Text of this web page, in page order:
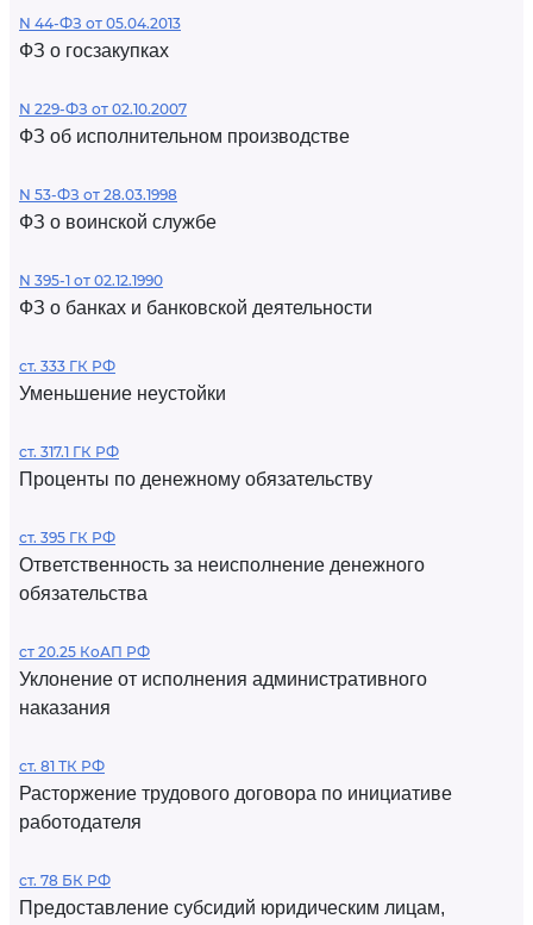
N 44-ФЗ от 05.04.2013
ФЗ о госзакупках
N 229-ФЗ от 02.10.2007
ФЗ об исполнительном производстве
N 53-ФЗ от 28.03.1998
ФЗ о воинской службе
N 395-1 от 02.12.1990
ФЗ о банках и банковской деятельности
ст. 333 ГК РФ
Уменьшение неустойки
ст. 317.1 ГК РФ
Проценты по денежному обязательству
ст. 395 ГК РФ
Ответственность за неисполнение денежного
обязательства
ст 20.25 КоАП РФ
Уклонение от исполнения административного
наказания
ст. 81 ТК РФ
Расторжение трудового договора по инициативе
работодателя
ст. 78 БК РФ
Предоставление субсидий юридическим лицам,